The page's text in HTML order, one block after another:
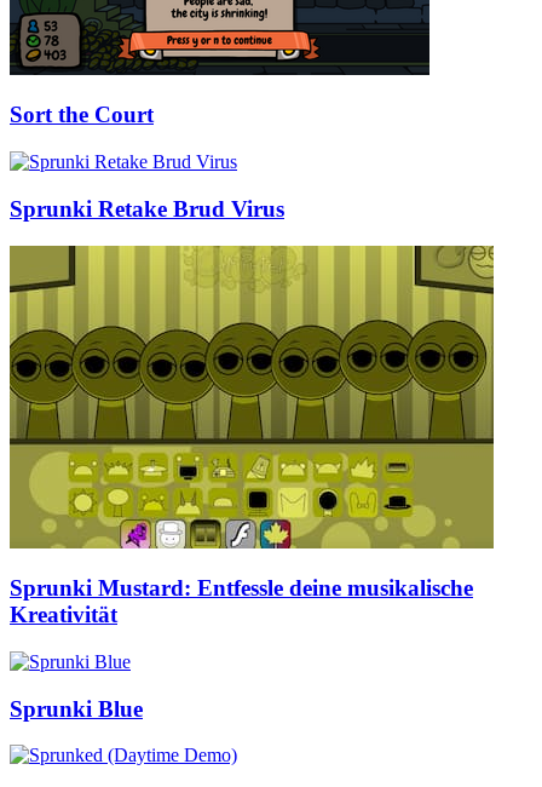
Sort the Court
Sprunki Retake Brud Virus
Sprunki Mustard: Entfessle deine musikalische
Kreativität
Sprunki Blue